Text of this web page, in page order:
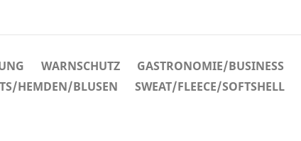
WARNSCHUTZ GASTRONOMIE/BUSINESS
HEMDEN/BLUSEN
SWEAT/FLEECE/SOFTSHELL